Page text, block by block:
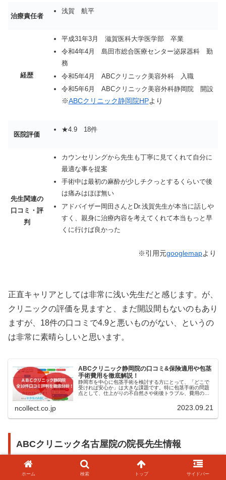
治療責任者
浅賀 航平
経歴
平成31年3月 滋賀医科大学医学部 卒業
令和4年4月 島田市総合医療センター泌尿器科 勤
務
令和5年4月 ABCクリニック美容外科 入職
令和5年6月 ABCクリニック美容外科静岡院 開設
※ABCクリニック静岡院HPより
医院評価
★4.9 18件
先生関連の
口コミ・評
判
カウンセリングから先生も丁寧に見てくれて自分に
最適な事を提案
手術中は最初の麻酔が少しチクっとするくらいで後
は痛みはほぼ無い
アドバイザー岡田さんとDr.浅賀先生が本当に話しや
すく、親身に治療内容を考えてくれて本当もっと早
くに行けば良かった
※引用元googlemapより
正直キャリアとしては非常に浅い先生だと感じます。が、
クリニックの評価を見ますと、まだ開設間もないのもあり
ますが、18件の口コミで4.9と悪いものがない、というの
は非常に素晴らしいと思います。
ABCクリニック静岡院の口コミ&保険適用や包茎
手術費用を徹底解説！
静岡市を中心に包茎手術を検討する方にとって、「どこで
受ければ安心か」は大きな課題です。特に包茎手術の問題
点として、仕上がりの不自然さや術後トラブル、費用の不
ncollect.co.jp 2023.09.21
ABCクリニック名古屋院の院長先生情報
由比濱 真之介
ホーム 検索 トップ サイドバー